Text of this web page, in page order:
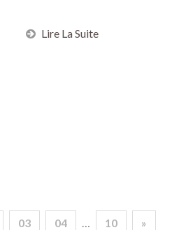
Lire La Suite
03 04 … 10 »